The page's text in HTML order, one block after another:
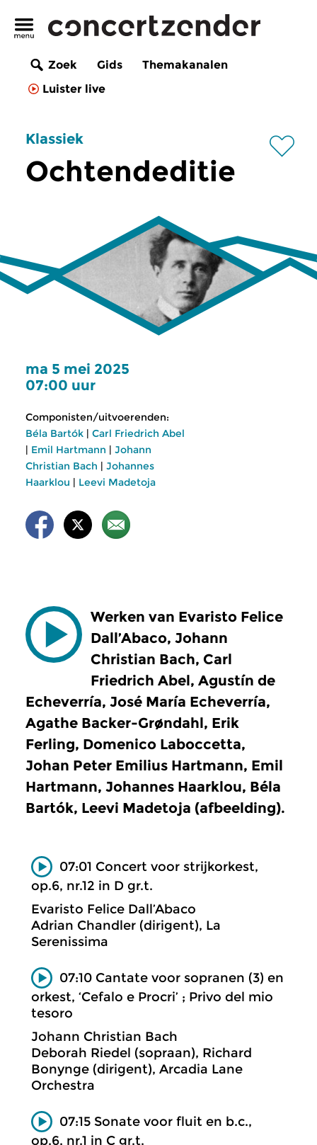
Zoek Gids
Themakanalen
Luister live
Klassiek
Ochtendeditie
ma 5 mei 2025
07:00 uur
Componisten/uitvoerenden:
Béla Bartók | Carl Friedrich Abel
| Emil Hartmann | Johann
Christian Bach | Johannes
Haarklou | Leevi Madetoja
Werken van Evaristo Felice
Dall’Abaco, Johann
Christian Bach, Carl
Friedrich Abel, Agustín de
Echeverría, José María Echeverría,
Agathe Backer-Grøndahl, Erik
Ferling, Domenico Laboccetta,
Johan Peter Emilius Hartmann, Emil
Hartmann, Johannes Haarklou, Béla
Bartók, Leevi Madetoja (afbeelding).
07:01 Concert voor strijkorkest,
op.6, nr.12 in D gr.t.
Evaristo Felice Dall’Abaco
Adrian Chandler (dirigent), La
Serenissima
07:10 Cantate voor sopranen (3) en
orkest, ‘Cefalo e Procri’ ; Privo del mio
tesoro
Johann Christian Bach
Deborah Riedel (sopraan), Richard
Bonynge (dirigent), Arcadia Lane
Orchestra
07:15 Sonate voor fluit en b.c.,
op.6, nr.1 in C gr.t.